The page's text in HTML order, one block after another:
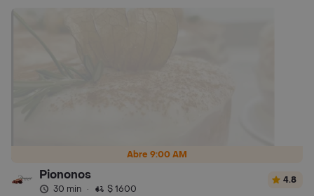
Abre 9:00 AM
Piononos
30 min · $ 1600
4.8